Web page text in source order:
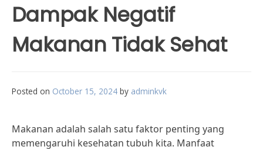
Dampak Negatif
Makanan Tidak Sehat
Posted on October 15, 2024 by adminkvk
Makanan adalah salah satu faktor penting yang
memengaruhi kesehatan tubuh kita. Manfaat